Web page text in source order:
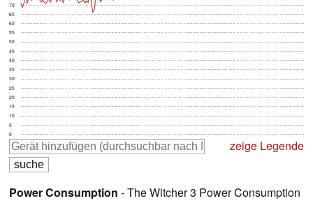
0
5
10
15
20
25
30
35
40
45
50
55
60
65
70
zeige Legende
Power Consumption - The Witcher 3 Power Consumption